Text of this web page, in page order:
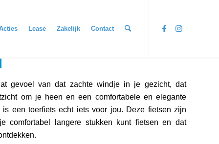
Lease Zakelijk Contact
gevoel van dat zachte windje in je gezicht, dat
om je heen en een comfortabele en elegante
een toerfiets echt iets voor jou. Deze fietsen zijn
comfortabel langere stukken kunt fietsen en dat